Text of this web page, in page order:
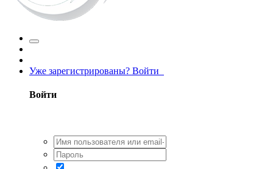
Уже зарегистрированы? Войти
Войти